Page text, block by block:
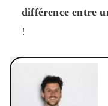
différence entre
!